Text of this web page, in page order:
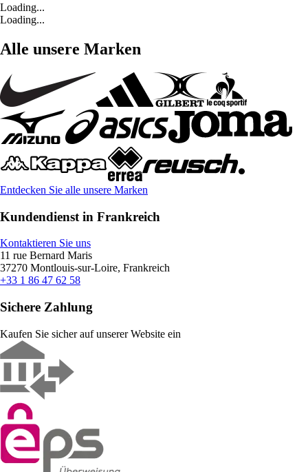
Loading...
Loading...
Alle unsere Marken
Entdecken Sie alle unsere Marken
Kundendienst in Frankreich
Kontaktieren Sie uns
11 rue Bernard Maris
37270 Montlouis-sur-Loire, Frankreich
+33 1 86 47 62 58
Sichere Zahlung
Kaufen Sie sicher auf unserer Website ein